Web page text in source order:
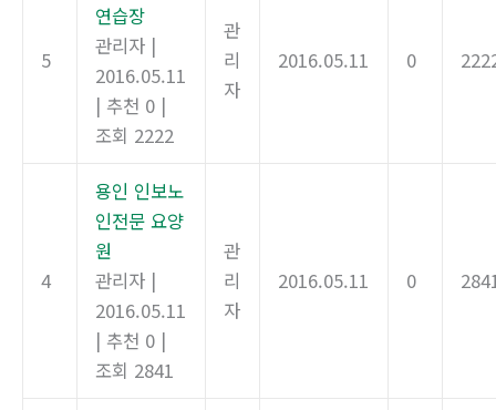
5
연습장
관리자 |
2016.05.11
| 추천 0 |
조회 2222
관
리
자
2016.05.11 0
4
용인 인보노
인전문 요양
원
관리자 |
2016.05.11
| 추천 0 |
조회 2841
관
리
자
2016.05.11 0